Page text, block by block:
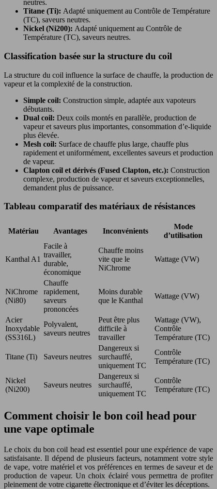
neutres.
Titane (Ti): Adapté uniquement au Contrôle de Température
(TC), saveurs neutres.
Nickel (Ni200): Adapté uniquement au Contrôle de
Température (TC), saveurs neutres.
Classification basée sur la structure du coil
La structure du coil influence la surface de chauffe, la production de
vapeur et la complexité de la construction.
Simple coil: Construction simple, adaptée aux vapoteurs
débutants.
Dual coil: Deux coils montés en parallèle, production de
vapeur et saveurs plus importantes, consommation d’e-liquide
plus élevée.
Mesh coil: Surface de chauffe plus large, chauffe plus
rapidement et uniformément, excellentes saveurs et production
de vapeur.
Clapton coil et dérivés (Fused Clapton, etc.): Construction
complexe, production de vapeur et saveurs exceptionnelles,
demandent plus de puissance.
Tableau comparatif des matériaux de résistances
Matériau Avantages Inconvénients
Mode
d’utilisation
Kanthal A1
Facile à
travailler,
durable,
économique
Chauffe moins
vite que le
NiChrome
Wattage (VW)
NiChrome
(Ni80)
Chauffe
rapidement,
saveurs
prononcées
Moins durable
que le Kanthal
Wattage (VW)
Acier
Inoxydable
(SS316L)
Polyvalent,
saveurs neutres
Peut être plus
difficile à
travailler
Wattage (VW),
Contrôle
Température (TC)
Titane (Ti) Saveurs neutres
Dangereux si
surchauffé,
uniquement TC
Contrôle
Température (TC)
Nickel
(Ni200)
Saveurs neutres
Dangereux si
surchauffé,
uniquement TC
Contrôle
Température (TC)
Comment choisir le bon coil head pour
une vape optimale
Le choix du bon coil head est essentiel pour une expérience de vape
satisfaisante. Il dépend de plusieurs facteurs, notamment votre style
de vape, votre matériel et vos préférences en termes de saveur et de
production de vapeur. Un choix éclairé vous permettra de profiter
pleinement de votre cigarette électronique et d’éviter les déceptions.